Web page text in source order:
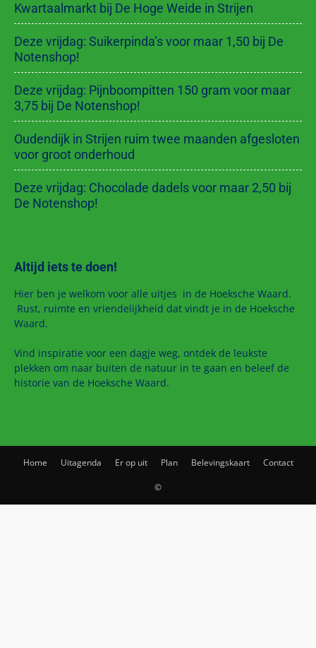
Kwartaalmarkt bij De Hoge Weide in Strijen
Deze vrijdag: Suikerpinda’s voor maar 1,50 bij De
Notenshop!
Deze vrijdag: Pijnboompitten 150 gram voor maar
3,75 bij De Notenshop!
Oudendijk in Strijen ruim twee maanden afgesloten
voor groot onderhoud
Deze vrijdag: Chocolade dadels voor maar 2,50 bij
De Notenshop!
Altijd iets te doen!
Hier ben je welkom voor alle uitjes in de Hoeksche Waard.
Rust, ruimte en vriendelijkheid dat vindt je in de Hoeksche
Waard.
Vind inspiratie voor een dagje weg, ontdek de leukste
plekken om naar buiten de natuur in te gaan en beleef de
historie van de Hoeksche Waard.
Home Uitagenda Er op uit Plan Belevingskaart Contact
©